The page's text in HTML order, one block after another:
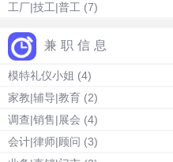
工厂|技工|普工 (7)
兼职信息
模特礼仪小姐 (4)
家教|辅导|教育 (2)
调查|销售|展会 (4)
会计|律师|顾问 (3)